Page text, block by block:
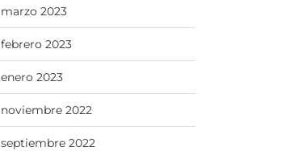
marzo 2023
febrero 2023
enero 2023
noviembre 2022
septiembre 2022